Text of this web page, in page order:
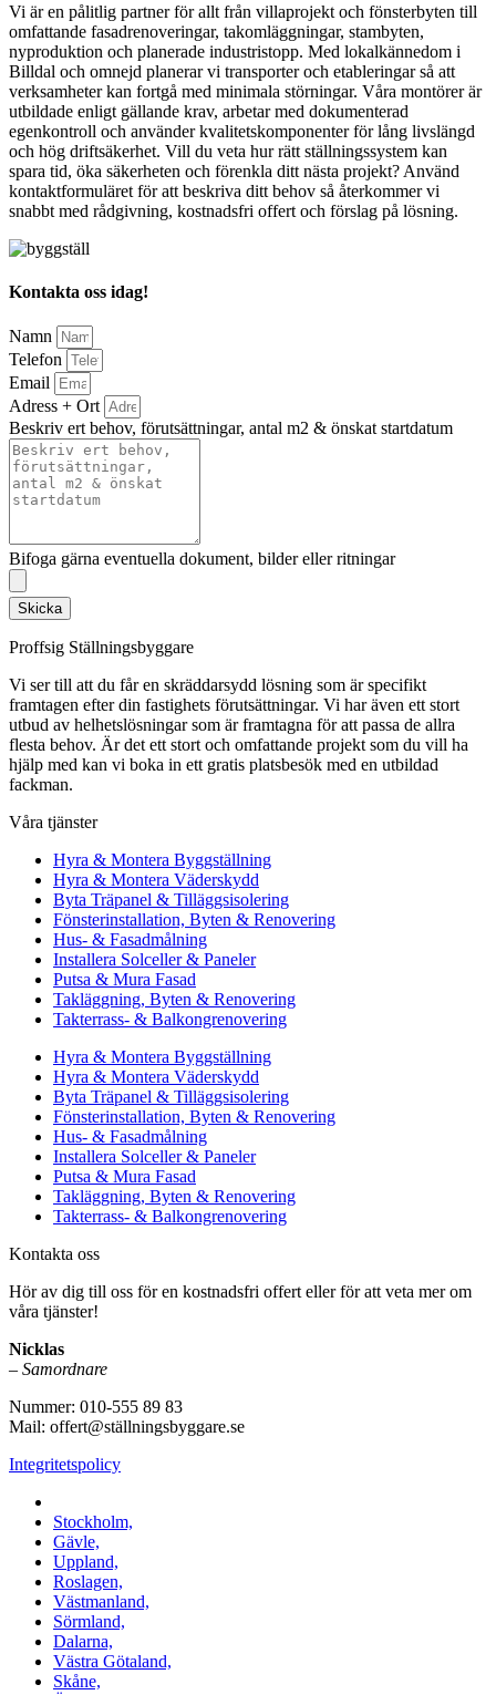
Vi är en pålitlig partner för allt från villaprojekt och fönsterbyten till
omfattande fasadrenoveringar, takomläggningar, stambyten,
nyproduktion och planerade industristopp. Med lokalkännedom i
Billdal och omnejd planerar vi transporter och etableringar så att
verksamheter kan fortgå med minimala störningar. Våra montörer är
utbildade enligt gällande krav, arbetar med dokumenterad
egenkontroll och använder kvalitetskomponenter för lång livslängd
och hög driftsäkerhet. Vill du veta hur rätt ställningssystem kan
spara tid, öka säkerheten och förenkla ditt nästa projekt? Använd
kontaktformuläret för att beskriva ditt behov så återkommer vi
snabbt med rådgivning, kostnadsfri offert och förslag på lösning.
Kontakta oss idag!
Namn
Telefon
Email
Adress + Ort
Beskriv ert behov, förutsättningar, antal m2 & önskat startdatum
Bifoga gärna eventuella dokument, bilder eller ritningar
Skicka
Proffsig Ställningsbyggare
Vi ser till att du får en skräddarsydd lösning som är specifikt
framtagen efter din fastighets förutsättningar. Vi har även ett stort
utbud av helhetslösningar som är framtagna för att passa de allra
flesta behov. Är det ett stort och omfattande projekt som du vill ha
hjälp med kan vi boka in ett gratis platsbesök med en utbildad
fackman.
Våra tjänster
Hyra & Montera Byggställning
Hyra & Montera Väderskydd
Byta Träpanel & Tilläggsisolering
Fönsterinstallation, Byten & Renovering
Hus- & Fasadmålning
Installera Solceller & Paneler
Putsa & Mura Fasad
Takläggning, Byten & Renovering
Takterrass- & Balkongrenovering
Hyra & Montera Byggställning
Hyra & Montera Väderskydd
Byta Träpanel & Tilläggsisolering
Fönsterinstallation, Byten & Renovering
Hus- & Fasadmålning
Installera Solceller & Paneler
Putsa & Mura Fasad
Takläggning, Byten & Renovering
Takterrass- & Balkongrenovering
Kontakta oss
Hör av dig till oss för en kostnadsfri offert eller för att veta mer om
våra tjänster!
Nicklas
– Samordnare
Nummer: 010-555 89 83
Mail: offert@ställningsbyggare.se
Integritetspolicy
Stockholm,
Gävle,
Uppland,
Roslagen,
Västmanland,
Sörmland,
Dalarna,
Västra Götaland,
Skåne,